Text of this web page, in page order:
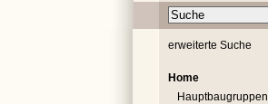
erweiterte Suche
Home
Hauptbaugruppen